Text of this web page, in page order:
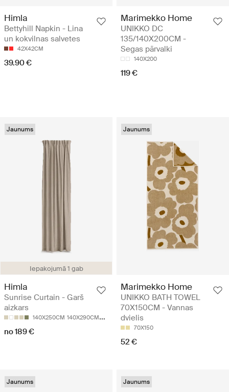
Himla
Bettyhill Napkin - Lina
un kokvilnas salvetes
42X42CM
39.90 €
Marimekko Home
UNIKKO DC
135/140X200CM -
Segas pārvalki
140X200
119 €
Iepakojumā 1 gab
Jaunums
Himla
Sunrise Curtain - Garš
aizkars
140X250CM 140X290CM 280X250CM 280X290CM
no 189 €
Jaunums
Marimekko Home
UNIKKO BATH TOWEL
70X150CM - Vannas
dvielis
70X150
52 €
Jaunums Jaunums